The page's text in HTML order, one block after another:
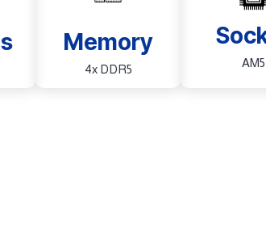
AM5
Memory
4x DDR5